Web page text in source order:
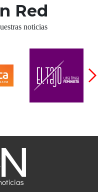
Red
noticias